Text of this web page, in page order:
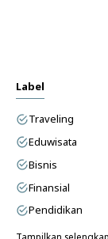
Label
Traveling
Eduwisata
Bisnis
Finansial
Pendidikan